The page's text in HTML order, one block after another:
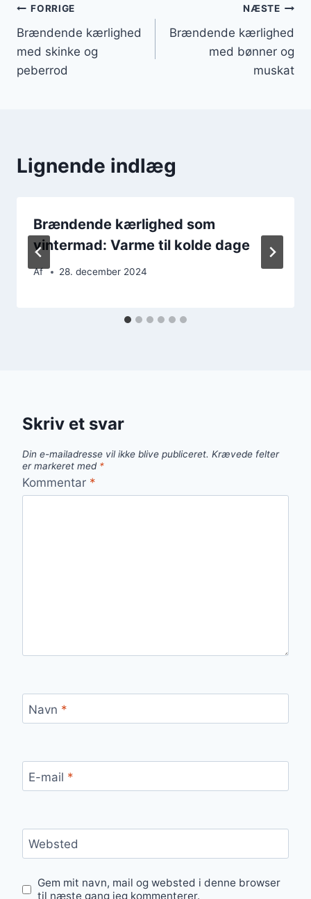
Indlægsnavigation
FORRIGE
Brændende kærlighed
med skinke og
peberrod
NÆSTE
Brændende kærlighed
med bønner og
muskat
Lignende indlæg
Brændende kærlighed som
vintermad: Varme til kolde dage
Af 28. december 2024
Skriv et svar
Din e-mailadresse vil ikke blive publiceret. Krævede felter
er markeret med *
Kommentar *
Navn *
E-mail *
Websted
Gem mit navn, mail og websted i denne browser
til næste gang jeg kommenterer.